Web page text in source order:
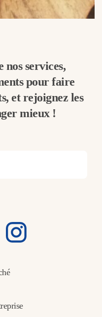
nos services,
pour faire
et rejoignez les
mieux !